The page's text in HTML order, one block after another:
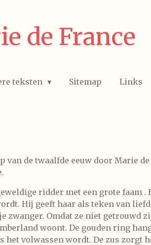
de France
teksten Sitemap Links
de twaalfde eeuw door Marie
ridder met een grote faam
Hij geeft haar als teken van
zwanger. Omdat ze niet getrouwd
woont. De gouden ring
het volwassen wordt. De zus zorgt